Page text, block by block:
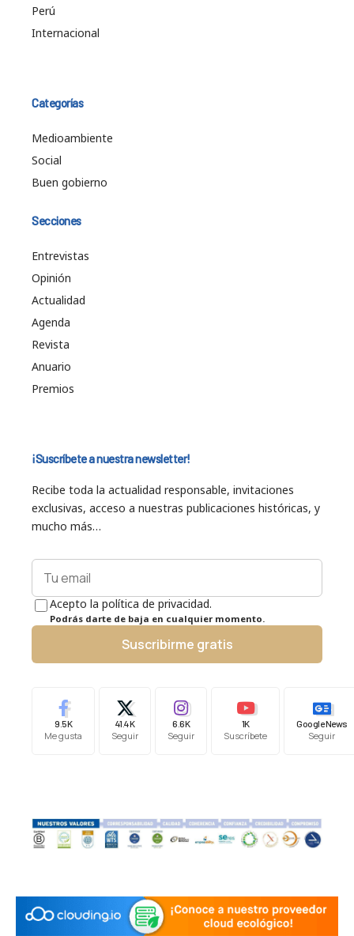
Perú
Internacional
Categorías
Medioambiente
Social
Buen gobierno
Secciones
Entrevistas
Opinión
Actualidad
Agenda
Revista
Anuario
Premios
¡Suscríbete a nuestra newsletter!
Recibe toda la actualidad responsable, invitaciones
exclusivas, acceso a nuestras publicaciones históricas, y
mucho más…
Acepto la política de privacidad.
Podrás darte de baja en cualquier momento.
Suscribirme gratis
9.5K
Me gusta
41.4K
Seguir
6.6K
Seguir
1K
Suscríbete
Google News
Seguir